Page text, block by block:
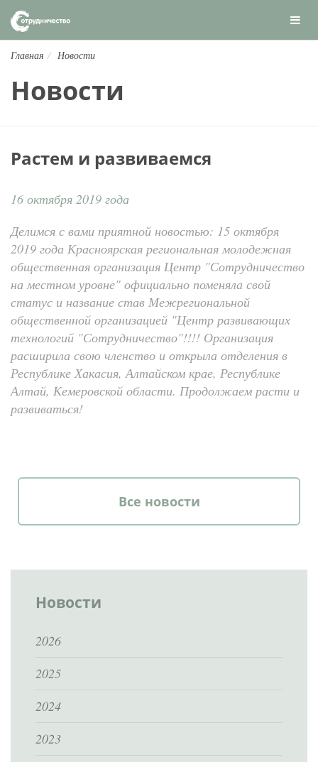
Главная Новости
Новости
Растем и развиваемся
16 октября 2019 года
Делимся с вами приятной новостью: 15 октября
2019 года Красноярская региональная молодежная
общественная организация Центр "Сотрудничество
на местном уровне" официально поменяла свой
статус и название став Межрегиональной
общественной организацией "Центр развивающих
технологий "Сотрудничество"!!!! Организация
расширила свою членство и открыла отделения в
Республике Хакасия, Алтайском крае, Республике
Алтай, Кемеровской области. Продолжаем расти и
развиваться!
Все новости
Новости
2026
2025
2024
2023